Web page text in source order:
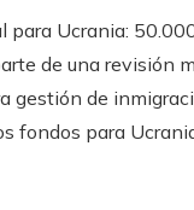
Ucrania:
de una revisión
gestión de
fondos para